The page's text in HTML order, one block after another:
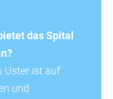
das Spital
Uster ist auf
und